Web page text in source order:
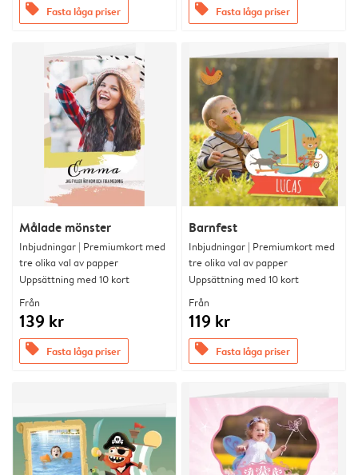
offers Fasta låga priser offers Fasta låga priser
Målade mönster
Inbjudningar | Premiumkort med
tre olika val av papper
Uppsättning med 10 kort
Från
139 kr
offers Fasta låga priser
Barnfest
Inbjudningar | Premiumkort med
tre olika val av papper
Uppsättning med 10 kort
Från
119 kr
offers Fasta låga priser